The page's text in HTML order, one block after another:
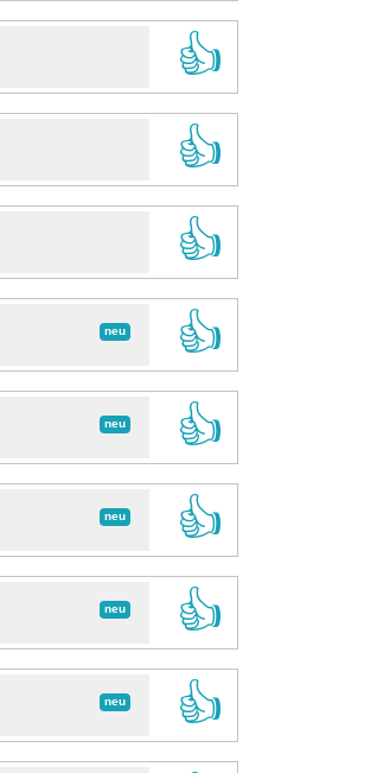
👍
👍
👍
neu
👍
neu
👍
neu
👍
neu
👍
neu
👍